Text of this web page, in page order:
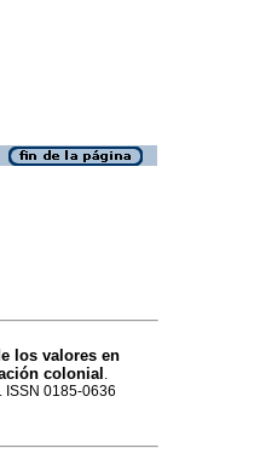
los valores en
colonial .
ISSN 0185-0636